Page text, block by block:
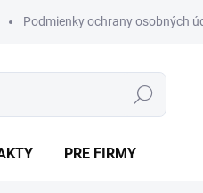
Podmienky ochrany osobných
Hľadať
PRE FIRMY